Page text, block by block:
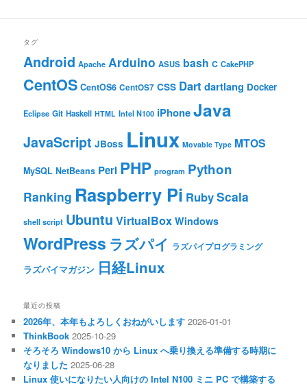
タグ
Android Apache Arduino ASUS bash C CakePHP
CentOS CentOS6 CentOS7 CSS Dart dartlang Docker
Eclipse Git Haskell HTML Intel N100 iPhoneJava
JavaScript JBoss Linux Movable Type MTOS
MySQL NetBeans Perl PHP program Python
Ranking Raspberry Pi RubyScala
shell script Ubuntu VirtualBox Windows
WordPress ラズパイ ラズパイプログラミング
ラズパイマガジン 日経Linux
最近の投稿
2026年、本年もよろしくおねがいします 2026-01-01
ThinkBook 2025-10-29
そろそろ Windows10 から Linux へ乗り換える準備する時期に
なりました 2025-06-28
Linux 使いになりたい人向けの Intel N100 ミニ PC で構築する